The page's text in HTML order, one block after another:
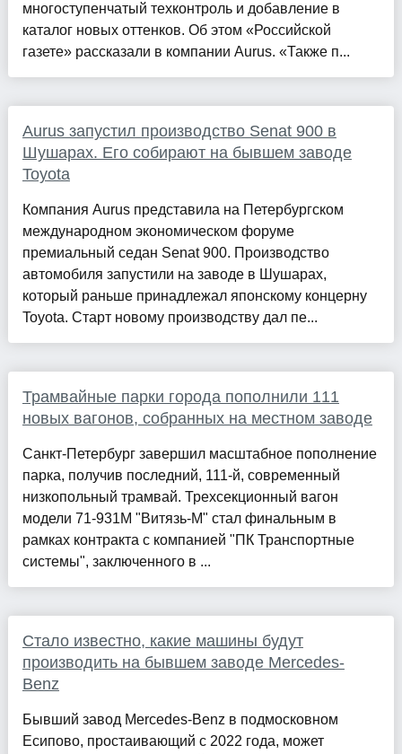
многоступенчатый техконтроль и добавление в
каталог новых оттенков. Об этом «Российской
газете» рассказали в компании Aurus. «Также п...
Aurus запустил производство Senat 900 в
Шушарах. Его собирают на бывшем заводе
Toyota
Компания Aurus представила на Петербургском
международном экономическом форуме
премиальный седан Senat 900. Производство
автомобиля запустили на заводе в Шушарах,
который раньше принадлежал японскому концерну
Toyota. Старт новому производству дал пе...
Трамвайные парки города пополнили 111
новых вагонов, собранных на местном заводе
Санкт-Петербург завершил масштабное пополнение
парка, получив последний, 111-й, современный
низкопольный трамвай. Трехсекционный вагон
модели 71-931М "Витязь-М" стал финальным в
рамках контракта с компанией "ПК Транспортные
системы", заключенного в ...
Стало известно, какие машины будут
производить на бывшем заводе Mercedes-
Benz
Бывший завод Mercedes-Benz в подмосковном
Есипово, простаивающий с 2022 года, может